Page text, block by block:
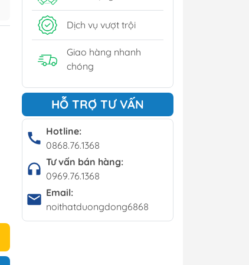
Bộ bàn ghế cafe
Bàn cafe
Ghế cafe
Ghế bar
Dịch vụ vượt trội
Giao hàng nhanh
chóng
HỖ TRỢ TƯ VẤN
Hotline:
0868.76.1368
Tư vấn bán hàng:
0969.76.1368
Email:
noithatduongdong6868